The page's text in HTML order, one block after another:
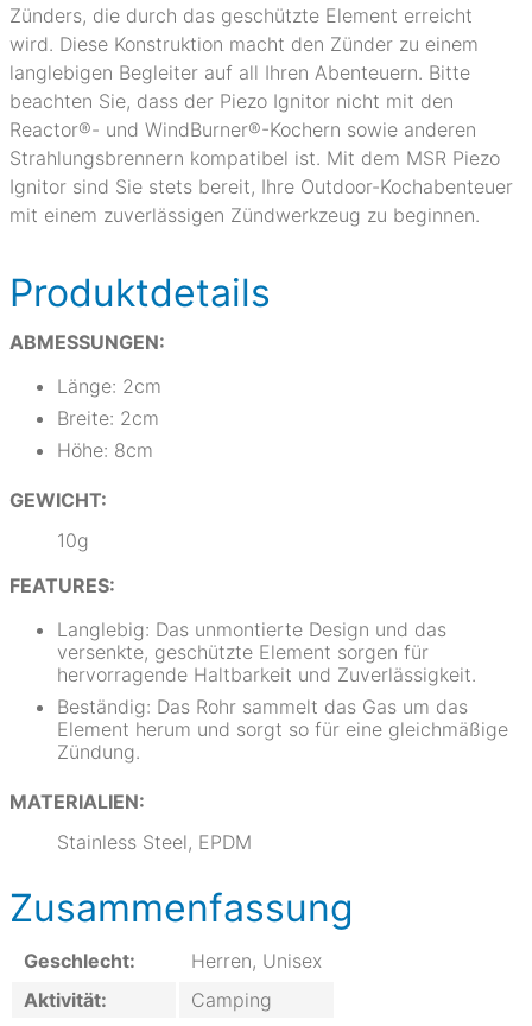
Zünders, die durch das geschützte Element erreicht
wird. Diese Konstruktion macht den Zünder zu einem
langlebigen Begleiter auf all Ihren Abenteuern. Bitte
beachten Sie, dass der Piezo Ignitor nicht mit den
Reactor®- und WindBurner®-Kochern sowie anderen
Strahlungsbrennern kompatibel ist. Mit dem MSR Piezo
Ignitor sind Sie stets bereit, Ihre Outdoor-Kochabenteuer
mit einem zuverlässigen Zündwerkzeug zu beginnen.
Produktdetails
ABMESSUNGEN:
Länge: 2cm
Breite: 2cm
Höhe: 8cm
GEWICHT:
10g
FEATURES:
Langlebig: Das unmontierte Design und das
versenkte, geschützte Element sorgen für
hervorragende Haltbarkeit und Zuverlässigkeit.
Beständig: Das Rohr sammelt das Gas um das
Element herum und sorgt so für eine gleichmäßige
Zündung.
MATERIALIEN:
Stainless Steel, EPDM
Zusammenfassung
Geschlecht:
Herren, Unisex
Aktivität:
Camping